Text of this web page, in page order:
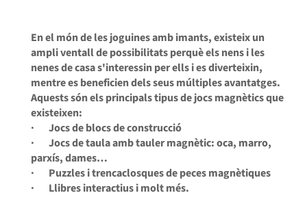
En el món de les joguines amb imants, existeix un
ampli ventall de possibilitats perquè els nens i les
nenes de casa s'interessin per ells i es diverteixin,
mentre es beneficien dels seus múltiples avantatges.
Aquests són els principals tipus de jocs magnètics que
existeixen:
· Jocs de blocs de construcció
· Jocs de taula amb tauler magnètic: oca, marro,
parxís, dames…
· Puzzles i trencaclosques de peces magnètiques
· Llibres interactius i molt més.